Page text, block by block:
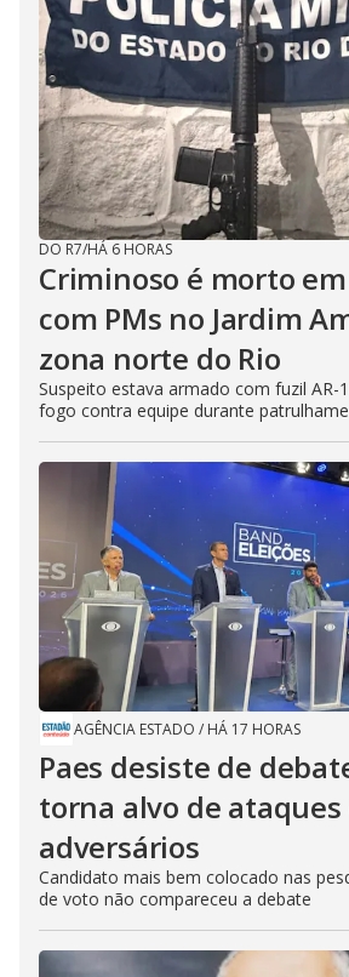
DO R7/HÁ 6 HORAS
Criminoso é morto
com PMs no Jardim
zona norte do Rio
Suspeito estava armado com fuzil AR-
fogo contra equipe durante
AGÊNCIA ESTADO / HÁ 17 HORAS
Paes desiste de
torna alvo de ataques
adversários
Candidato mais bem colocado nas
de voto não compareceu a debate